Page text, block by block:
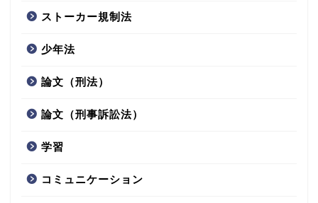
ストーカー規制法
少年法
論文（刑法）
論文（刑事訴訟法）
学習
コミュニケーション